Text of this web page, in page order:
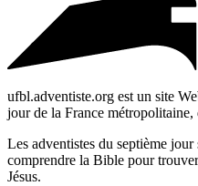
ufbl.adventiste.org est un site
jour de la France
Les adventistes du septième jour
comprendre la Bible pour
Jésus.